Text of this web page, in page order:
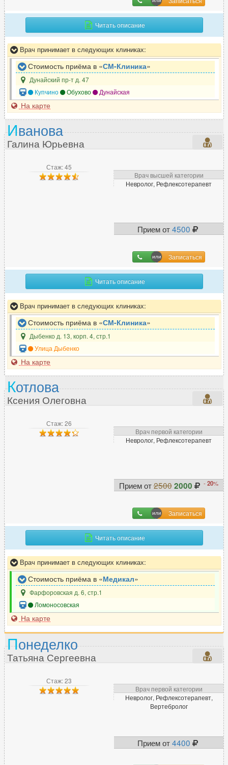
454
Травматолог-ортопед 239
Трансфузиолог
Трихолог 135
У
УЗИ-специалист
Уролог 229
Уролог-андролог 115
7
4
Химиотерапевт 13
Хирург
Хирург-ортопед 10
Ц
Цефалголог 32
Ч
Челюстно-лицевой хирург
219
30
Читать описание
Врач принимает в следующих клиниках:
Стоимость приёма в «СМ-Клиника»
Дунайский пр-т д. 47
Купчино
Обухово Дунайская
На карте
Стаж: 45
Врач высшей категории
Невролог, Рефлексотерапевт
Прием от4500
Записаться
Иванова
Галина Юрьевна
Читать описание
Врач принимает в следующих клиниках:
Стоимость приёма в «СМ-Клиника»
Дыбенко д. 13, корп. 4, стр.1
Улица Дыбенко
На карте
Стаж: 26
Врач первой категории
Невролог, Рефлексотерапевт
Прием от2500 2000 -20%
Записаться
Котлова
Ксения Олеговна
Читать описание
Врач принимает в следующих клиниках:
Стоимость приёма в «Медикал»
Фарфоровская д. 6, стр.1
Ломоносовская
На карте
Стаж: 23
Врач первой категории
Невролог, Рефлексотерапевт,
Вертебролог
Прием от4400
Понеделко
Татьяна Сергеевна